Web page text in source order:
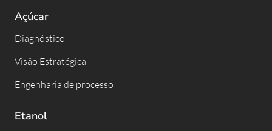
Açúcar
Diagnóstico
Visão Estratégica
Engenharia de processo
Etanol